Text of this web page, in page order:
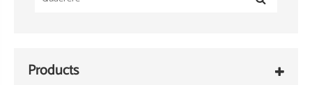
Products